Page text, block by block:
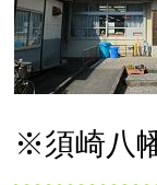
※須崎八